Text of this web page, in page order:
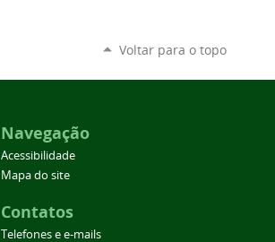
Voltar para o topo
Navegação
Acessibilidade
Mapa do site
Contatos
Telefones e e-mails